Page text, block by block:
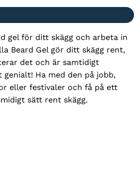
gel för ditt skägg och arbeta in
Beard Gel gör ditt skägg rent,
det och är samtidigt
Ha med den på jobb,
eller festivaler och få på ett
sätt rent skägg.